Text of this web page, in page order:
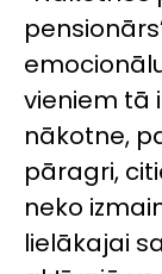
vieniem tā
nākotne,
pāragri,
neko
lielākajai